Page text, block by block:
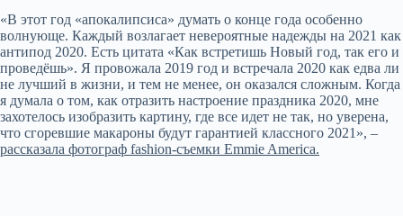
«В этот год «апокалипсиса» думать о конце года особенно
волнующе. Каждый возлагает невероятные надежды на 2021 как
антипод 2020. Есть цитата «Как встретишь Новый год, так его и
проведёшь». Я провожала 2019 год и встречала 2020 как едва ли
не лучший в жизни, и тем не менее, он оказался сложным. Когда
я думала о том, как отразить настроение праздника 2020, мне
захотелось изобразить картину, где все идет не так, но уверена,
что сгоревшие макароны будут гарантией классного 2021», –
рассказала фотограф fashion-съемки Emmie America.